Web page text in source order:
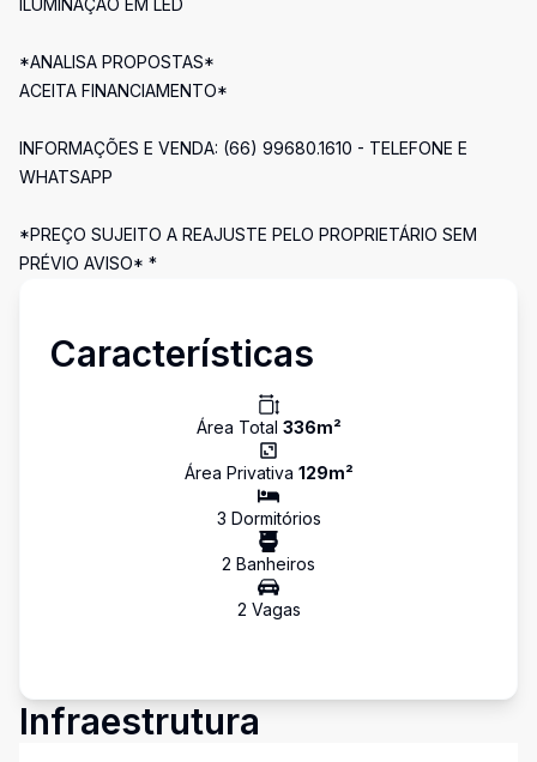
ILUMINAÇÃO EM LED
*ANALISA PROPOSTAS*
ACEITA FINANCIAMENTO*
INFORMAÇÕES E VENDA: (66) 99680.1610 - TELEFONE E
WHATSAPP
*PREÇO SUJEITO A REAJUSTE PELO PROPRIETÁRIO SEM
PRÉVIO AVISO* *
Características
Área Total 336m²
Área Privativa 129m²
3 Dormitórios
2 Banheiros
2 Vagas
Infraestrutura